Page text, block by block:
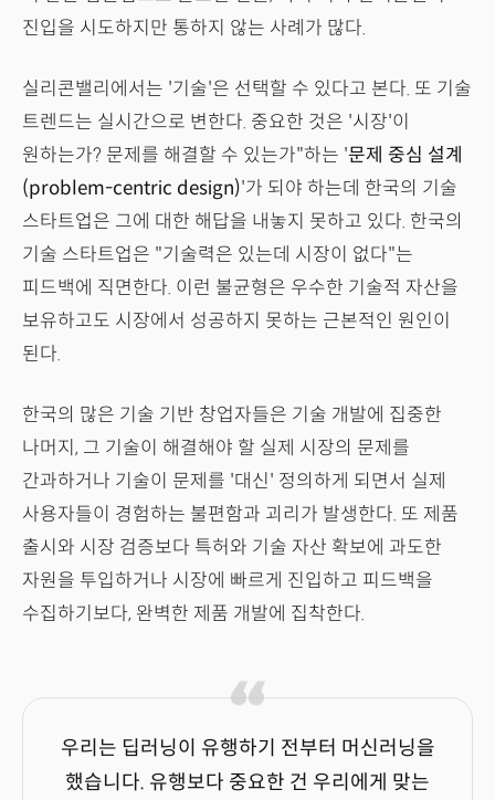
진입을 시도하지만 통하지 않는 사례가 많다.
실리콘밸리에서는 '기술'은 선택할 수 있다고 본다. 또 기술
트렌드는 실시간으로 변한다. 중요한 것은 '시장'이
원하는가? 문제를 해결할 수 있는가"하는 '문제 중심 설계
(problem-centric design)'가 되야 하는데 한국의 기술
스타트업은 그에 대한 해답을 내놓지 못하고 있다. 한국의
기술 스타트업은 "기술력은 있는데 시장이 없다"는
피드백에 직면한다. 이런 불균형은 우수한 기술적 자산을
보유하고도 시장에서 성공하지 못하는 근본적인 원인이
된다.
한국의 많은 기술 기반 창업자들은 기술 개발에 집중한
나머지, 그 기술이 해결해야 할 실제 시장의 문제를
간과하거나 기술이 문제를 '대신' 정의하게 되면서 실제
사용자들이 경험하는 불편함과 괴리가 발생한다. 또 제품
출시와 시장 검증보다 특허와 기술 자산 확보에 과도한
자원을 투입하거나 시장에 빠르게 진입하고 피드백을
수집하기보다, 완벽한 제품 개발에 집착한다.
우리는 딥러닝이 유행하기 전부터 머신러닝을
했습니다. 유행보다 중요한 건 우리에게 맞는